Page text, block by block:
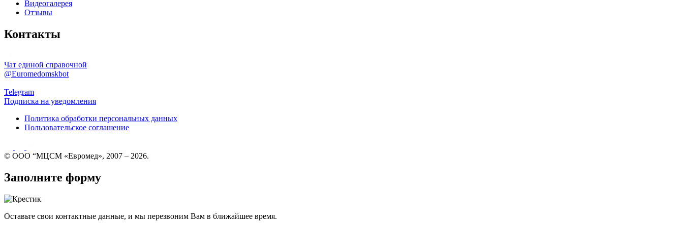
Видеогалерея
Отзывы
Контакты
Чат единой справочной
@Euromedomskbot
Telegram
Подписка на уведомления
Политика обработки персональных данных
Пользовательское соглашение
© ООО “МЦСМ «Евромед», 2007 – 2026.
Заполните форму
Оставьте свои контактные данные, и мы перезвоним Вам в ближайшее время.